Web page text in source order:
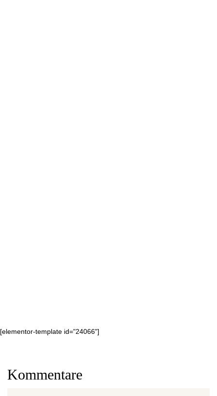
[elementor-template id="24066"]
Kommentare